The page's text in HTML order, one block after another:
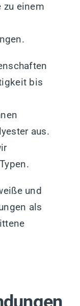
zu einem
bis
aus.
und
als